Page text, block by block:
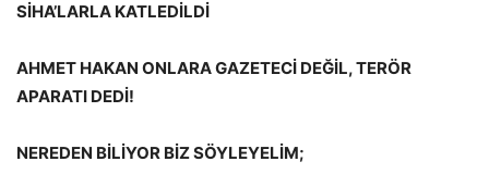
SİHA’LARLA KATLEDİLDİ
AHMET HAKAN ONLARA GAZETECİ DEĞİL, TERÖR
APARATI DEDİ!
NEREDEN BİLİYOR BİZ SÖYLEYELİM;